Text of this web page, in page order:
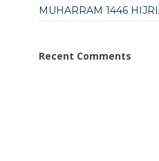
MUHARRAM 1446
Recent Comments